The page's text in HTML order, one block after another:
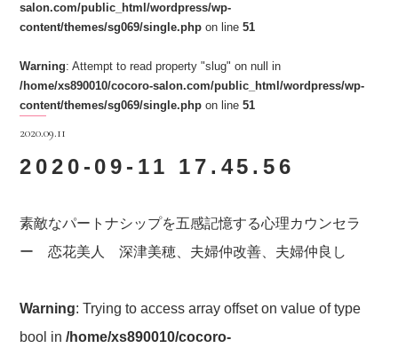
salon.com/public_html/wordpress/wp-
content/themes/sg069/single.php on line51
Warning: Attempt to read property "slug" on null in
/home/xs890010/cocoro-salon.com/public_html/wordpress/wp-
content/themes/sg069/single.php on line51
2020.09.11
2020-09-11 17.45.56
素敵なパートナシップを五感記憶する心理カウンセラ
ー 恋花美人 深津美穂、夫婦仲改善、夫婦仲良し
Warning: Trying to access array offset on value of type
bool in/home/xs890010/cocoro-